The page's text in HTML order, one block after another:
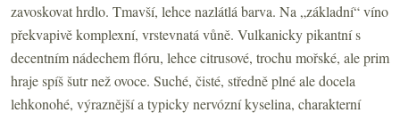
zavoskovat hrdlo. Tmavší, lehce nazlátlá barva. Na „základní“ víno
překvapivě komplexní, vrstevnatá vůně. Vulkanicky pikantní s
decentním nádechem flóru, lehce citrusové, trochu mořské, ale prim
hraje spíš šutr než ovoce. Suché, čisté, středně plné ale docela
lehkonohé, výraznější a typicky nervózní kyselina, charakterní